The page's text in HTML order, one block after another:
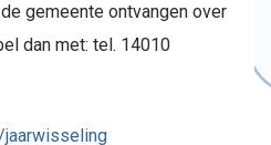
gemeente ontvangen over
dan met: tel. 14010